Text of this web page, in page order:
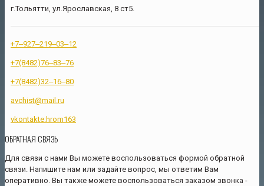
г.Тольятти, ул.Ярославская, 8 ст5.
+7‒927‒219‒03‒12
+7(8482)76‒83‒76
+7(8482)32‒16‒80
avchist@mail.ru
vkontakte:hrom163
ОБРАТНАЯ СВЯЗЬ
Для связи с нами Вы можете воспользоваться формой обратной
связи. Напишите нам или задайте вопрос, мы ответим Вам
оперативно. Вы также можете воспользоваться заказом звонка -